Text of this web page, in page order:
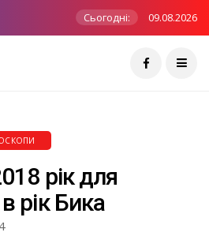
Сьогодні: 09.08.2026
рік для
рік Бика